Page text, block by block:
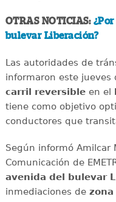
OTRAS NOTICIAS:
bulevar Liberación?
Las autoridades de
informaron este jueves
carril reversibleen el
tiene como objetivo
conductores que
Según informó Amilcar
Comunicación de
avenida del bulevar
inmediaciones de zona